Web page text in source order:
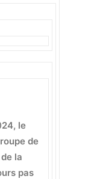
le
de
la
pas